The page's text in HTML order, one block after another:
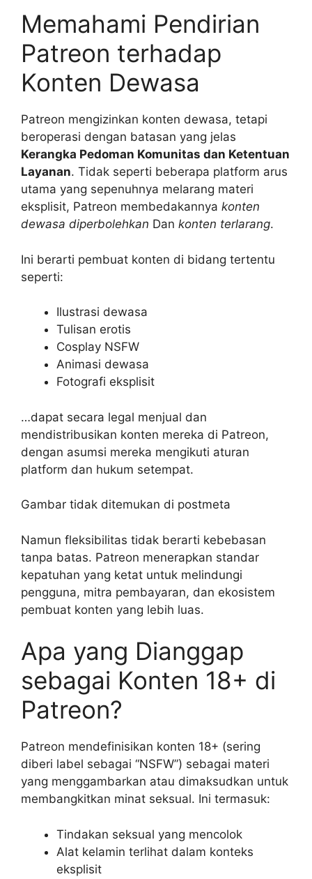
Memahami Pendirian
Patreon terhadap
Konten Dewasa
Patreon mengizinkan konten dewasa, tetapi
beroperasi dengan batasan yang jelas
Kerangka Pedoman Komunitas dan Ketentuan
Layanan. Tidak seperti beberapa platform arus
utama yang sepenuhnya melarang materi
eksplisit, Patreon membedakannya konten
dewasa diperbolehkan Dan konten terlarang.
Ini berarti pembuat konten di bidang tertentu
seperti:
Ilustrasi dewasa
Tulisan erotis
Cosplay NSFW
Animasi dewasa
Fotografi eksplisit
…dapat secara legal menjual dan
mendistribusikan konten mereka di Patreon,
dengan asumsi mereka mengikuti aturan
platform dan hukum setempat.
Gambar tidak ditemukan di postmeta
Namun fleksibilitas tidak berarti kebebasan
tanpa batas. Patreon menerapkan standar
kepatuhan yang ketat untuk melindungi
pengguna, mitra pembayaran, dan ekosistem
pembuat konten yang lebih luas.
Apa yang Dianggap
sebagai Konten 18+ di
Patreon?
Patreon mendefinisikan konten 18+ (sering
diberi label sebagai “NSFW”) sebagai materi
yang menggambarkan atau dimaksudkan untuk
membangkitkan minat seksual. Ini termasuk:
Tindakan seksual yang mencolok
Alat kelamin terlihat dalam konteks
eksplisit